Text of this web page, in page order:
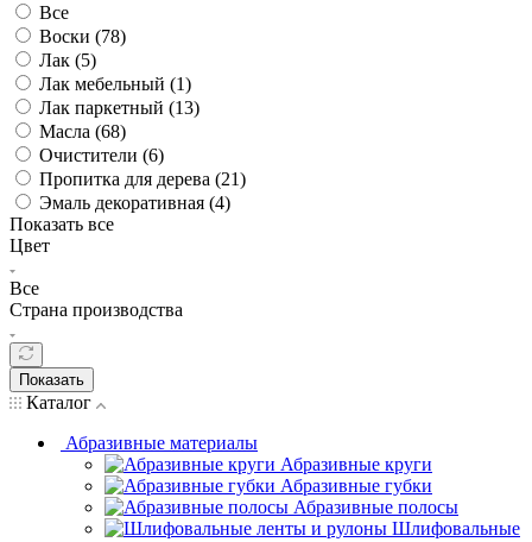
Все
Воски (78)
Лак (5)
Лак мебельный (1)
Лак паркетный (13)
Масла (68)
Очистители (6)
Пропитка для дерева (21)
Эмаль декоративная (4)
Показать все
Цвет
Все
Страна производства
Показать
Каталог
Абразивные материалы
Абразивные круги
Абразивные губки
Абразивные полосы
Шлифовальные